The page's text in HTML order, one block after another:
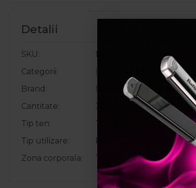
Detalii
SKU
10023
Categorii
Fond de ten
Brand
Macon Meerescosmetic
Cantitate
30ml
Tip ten
Toate tipurile de ten
Tip utilizare
Pentru acasa, Profesional
Zona corporala
Ten